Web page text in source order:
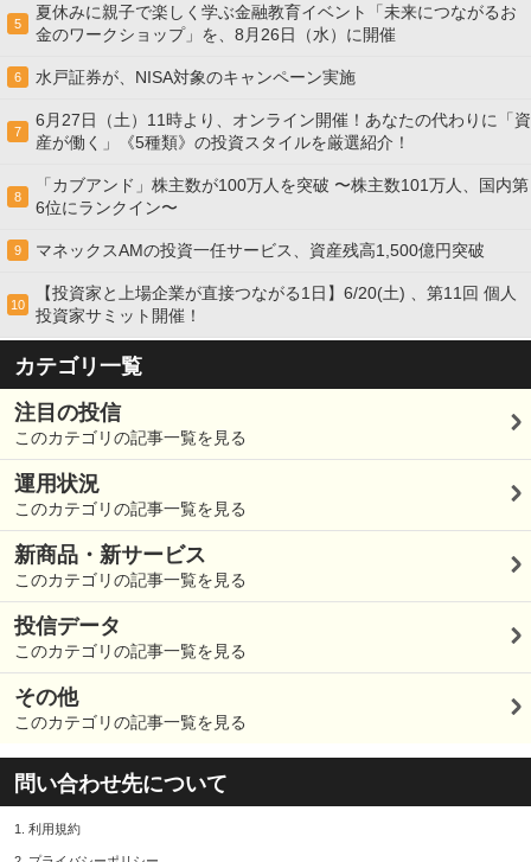
5
夏休みに親子で楽しく学ぶ金融教育イベント「未来につながるお
金のワークショップ」を、8月26日（水）に開催
6 水戸証券が、NISA対象のキャンペーン実施
7
6月27日（土）11時より、オンライン開催！あなたの代わりに「資
産が働く」《5種類》の投資スタイルを厳選紹介！
8
「カブアンド」株主数が100万人を突破 〜株主数101万人、国内第
6位にランクイン〜
9 マネックスAMの投資一任サービス、資産残高1,500億円突破
10
【投資家と上場企業が直接つながる1日】6/20(土) 、第11回 個人
投資家サミット開催！
カテゴリ一覧
注目の投信
このカテゴリの記事一覧を見る
運用状況
このカテゴリの記事一覧を見る
新商品・新サービス
このカテゴリの記事一覧を見る
投信データ
このカテゴリの記事一覧を見る
その他
このカテゴリの記事一覧を見る
問い合わせ先について
1. 利用規約